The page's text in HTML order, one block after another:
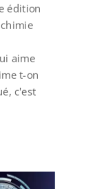
édition
aime
t-on
c'est